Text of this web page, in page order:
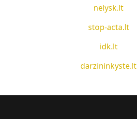
nelysk.lt
stop-acta.lt
idk.lt
darzininkyste.lt